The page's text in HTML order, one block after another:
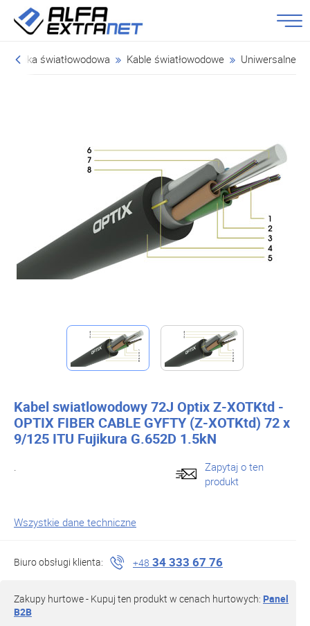
światłowodowa Kable światłowodowe Uniwersalne
Kabel swiatlowodowy 72J Optix Z-XOTKtd -
OPTIX FIBER CABLE GYFTY (Z-XOTKtd) 72 x
9/125 ITU Fujikura G.652D 1.5kN
.
Zapytaj o ten
produkt
Wszystkie dane techniczne
Biuro obsługi klienta: +48 34 333 67 76
Zakupy hurtowe - Kupuj ten produkt w cenach hurtowych: Panel
B2B